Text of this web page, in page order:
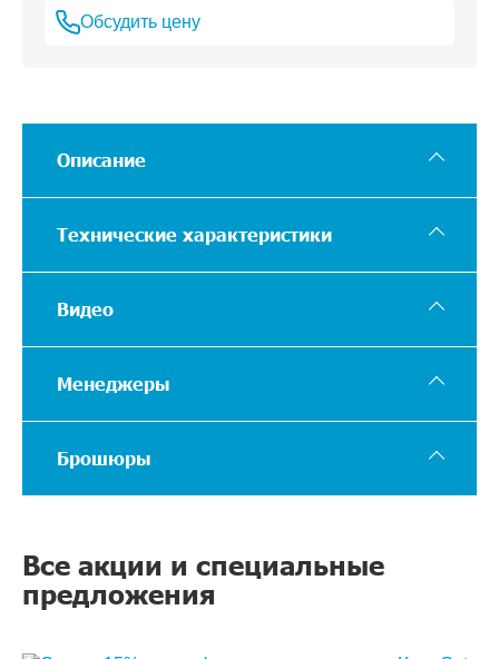
Обсудить цену
Описание
Технические характеристики
Видео
Менеджеры
Брошюры
Все акции и специальные
предложения